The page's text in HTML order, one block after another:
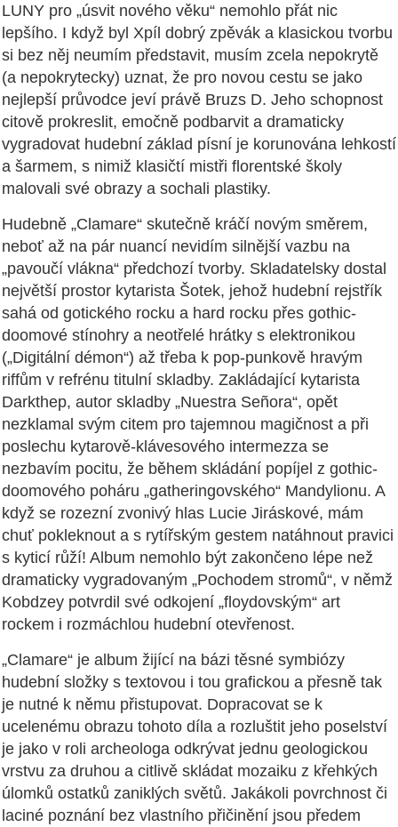
LUNY pro „úsvit nového věku“ nemohlo přát nic
lepšího. I když byl Xpíl dobrý zpěvák a klasickou tvorbu
si bez něj neumím představit, musím zcela nepokrytě
(a nepokrytecky) uznat, že pro novou cestu se jako
nejlepší průvodce jeví právě Bruzs D. Jeho schopnost
citově prokreslit, emočně podbarvit a dramaticky
vygradovat hudební základ písní je korunována lehkostí
a šarmem, s nimiž klasičtí mistři florentské školy
malovali své obrazy a sochali plastiky.
Hudebně „Clamare“ skutečně kráčí novým směrem,
neboť až na pár nuancí nevidím silnější vazbu na
„pavoučí vlákna“ předchozí tvorby. Skladatelsky dostal
největší prostor kytarista Šotek, jehož hudební rejstřík
sahá od gotického rocku a hard rocku přes gothic-
doomové stínohry a neotřelé hrátky s elektronikou
(„Digitální démon“) až třeba k pop-punkově hravým
riffům v refrénu titulní skladby. Zakládající kytarista
Darkthep, autor skladby „Nuestra Señora“, opět
nezklamal svým citem pro tajemnou magičnost a při
poslechu kytarově-klávesového intermezza se
nezbavím pocitu, že během skládání popíjel z gothic-
doomového poháru „gatheringovského“ Mandylionu. A
když se rozezní zvonivý hlas Lucie Jiráskové, mám
chuť pokleknout a s rytířským gestem natáhnout pravici
s kyticí růží! Album nemohlo být zakončeno lépe než
dramaticky vygradovaným „Pochodem stromů“, v němž
Kobdzey potvrdil své odkojení „floydovským“ art
rockem i rozmáchlou hudební otevřenost.
„Clamare“ je album žijící na bázi těsné symbiózy
hudební složky s textovou i tou grafickou a přesně tak
je nutné k němu přistupovat. Dopracovat se k
ucelenému obrazu tohoto díla a rozluštit jeho poselství
je jako v roli archeologa odkrývat jednu geologickou
vrstvu za druhou a citlivě skládat mozaiku z křehkých
úlomků ostatků zaniklých světů. Jakákoli povrchnost či
laciné poznání bez vlastního přičinění jsou předem